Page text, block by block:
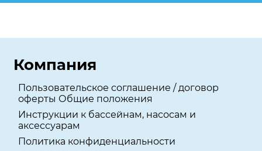
Компания
Пользовательское соглашение / договор
оферты Общие положения
Инструкции к бассейнам, насосам и
аксессуарам
Политика конфиденциальности